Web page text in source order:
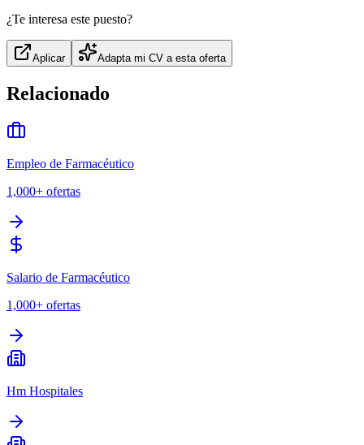
¿Te interesa este puesto?
Aplicar Adapta mi CV a esta oferta
Relacionado
Empleo de Farmacéutico
1,000+ ofertas
Salario de Farmacéutico
1,000+ ofertas
Hm Hospitales